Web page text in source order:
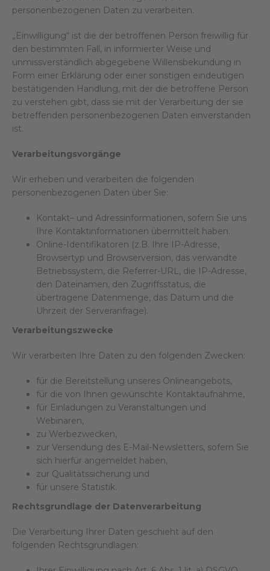
personenbezogenen Daten zu verarbeiten.
„Einwilligung“ ist die der betroffenen Person freiwillig für
den bestimmten Fall, in informierter Weise und
unmissverständlich abgegebene Willensbekundung in
Form einer Erklärung oder einer sonstigen eindeutigen
bestätigenden Handlung, mit der die betroffene Person
zu verstehen gibt, dass sie mit der Verarbeitung der sie
betreffenden personenbezogenen Daten einverstanden
ist.
Verarbeitungsvorgänge
Wir erheben und verarbeiten die folgenden
personenbezogenen Daten über Sie:
Kontakt– und Adressinformationen, sofern Sie uns
Ihre Kontaktinformationen übermittelt haben.
Online-Identifikatoren (z.B. Ihre IP-Adresse,
Browsertyp und Browserversion, das verwandte
Betriebssystem, die Referrer-URL, die IP-Adresse,
den Dateinamen, den Zugriffsstatus, die
übertragene Datenmenge, das Datum und die
Uhrzeit der Serveranfrage).
Verarbeitungszwecke
Wir verarbeiten Ihre Daten zu den folgenden Zwecken:
für die Bereitstellung unseres Onlineangebots,
für die von Ihnen gewünschte Kontaktaufnahme,
für Einladungen zu Veranstaltungen und
Webinaren,
zu Werbezwecken,
zur Versendung des E-Mail-Newsletters, sofern Sie
sich hierfür angemeldet haben,
zur Qualitätssicherung und
für unsere Statistik.
Rechtsgrundlage der Datenverarbeitung
Die Verarbeitung Ihrer Daten geschieht auf den
folgenden Rechtsgrundlagen: